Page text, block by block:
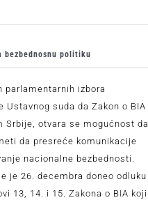
bezbednosnu politiku
parlamentarnih izbora
Ustavnog suda da Zakon o BIA
Srbije, otvara se mogućnost da
da presreće komunikacije
nacionalne bezbednosti.
je 26. decembra doneo odluku
13, 14. i 15. Zakona o BIA koji